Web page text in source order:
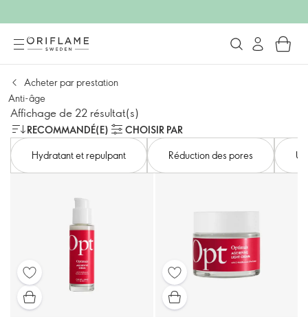
Acheter par prestation
Anti-âge
Affichage de 22 résultat(s)
RECOMMANDÉ(E)
CHOISIR PAR
Hydratant et repulpant
Réduction des pores